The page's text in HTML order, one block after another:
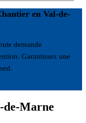
en Val-de-
demande
Garantissez une
de-Marne